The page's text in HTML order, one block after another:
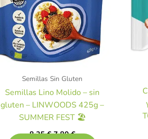
Semillas Sin Gluten
Semillas Lino Molido – sin
gluten – LINWOODS 425g –
SUMMER FEST 🏖️
8,25€ 7,80€